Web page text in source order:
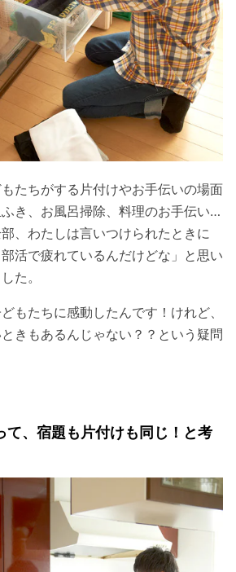
たちがする片付けやお手伝いの場面
き、お風呂掃除、料理のお手伝い…
、わたしは言いつけられたときに
部活で疲れているんだけどな」と思い
た。
もたちに感動したんです！けれど、
きもあるんじゃない？？という疑問
て、宿題も片付けも同じ！と考